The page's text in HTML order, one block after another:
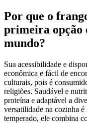
Por que o
primeira opção
mundo?
Sua acessibilidade e
econômica e fácil de
culturais, pois é
religiões. Saudável e
proteína e adaptável a
versatilidade na cozinha
temperado, ele combina